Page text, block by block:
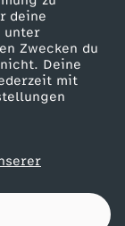
deine
unter
Zwecken du
Deine
mit